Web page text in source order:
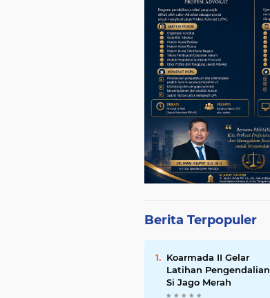
Berita Terpopuler
Koarmada II Gelar
Latihan Pengendalian
Si Jago Merah